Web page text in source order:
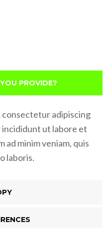
PROVIDE?
consectetur adipiscing
incididunt ut labore et
ad minim veniam, quis
laboris.